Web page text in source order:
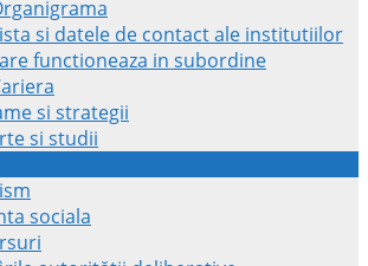
si datele de contact ale institutiilor
functioneaza in subordine
si strategii
si studii
sociala